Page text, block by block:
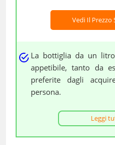
Vedi Il Prezzo
La bottiglia da un
appetibile, tanto da
preferite dagli
persona.
Leggi